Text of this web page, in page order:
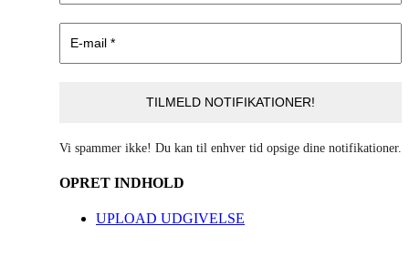
Vi spammer ikke! Du kan til enhver tid opsige dine notifikationer.
OPRET INDHOLD
UPLOAD UDGIVELSE